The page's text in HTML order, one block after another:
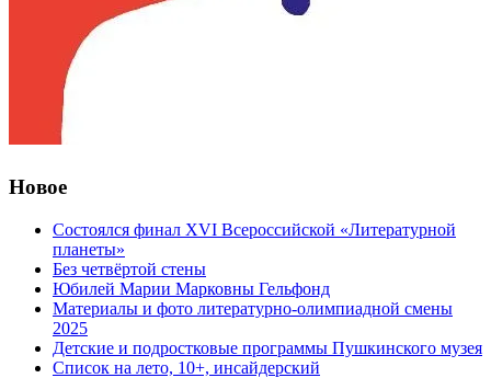
Новое
Состоялся финал XVI Всероссийской «Литературной
планеты»
Без четвёртой стены
Юбилей Марии Марковны Гельфонд
Материалы и фото литературно-олимпиадной смены
2025
Детские и подростковые программы Пушкинского музея
Список на лето, 10+, инсайдерский